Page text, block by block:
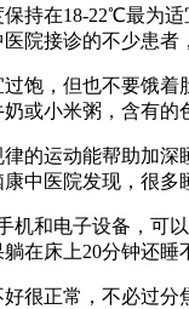
持在18-22℃最为
院接诊的不少患
饱，但也不要饿
或小米粥，含有
的运动能帮助加
中医院发现，很
机和电子设备，可
在床上20分钟还
很正常，不必过